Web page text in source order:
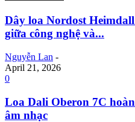
Dây loa Nordost
giữa công nghệ và...
Nguyễn Lan -
April 21, 2026
0
Loa Dali Oberon 7C
âm nhạc